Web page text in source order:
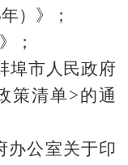
）》；
；
埠市人民政府
策清单>的通
办公室关于印